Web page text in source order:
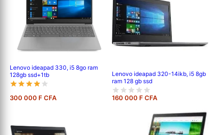
Lenovo ideapad 330, i5 8go ram
128gb ssd+1tb
300 000 F CFA
Lenovo ideapad 320-14ikb, i5 8gb
ram 128 gb ssd
160 000 F CFA